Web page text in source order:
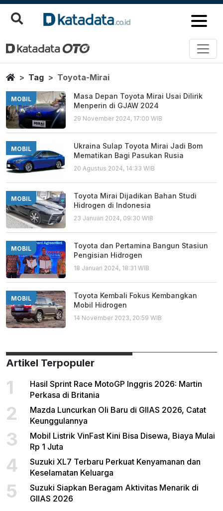
Toyota Mirai
Berita Terbaru
HomeTag Toyota-Mirai
MOBIL
Masa Depan Toyota Mirai Usai Dilirik
Menperin di GJAW 2024
29 November 2024, 17:00 WIB
MOBIL
Ukraina Sulap Toyota Mirai Jadi Bom
Mematikan Bagi Pasukan Rusia
20 Agustus 2024, 14:33 WIB
MOBIL
Toyota Mirai Dijadikan Bahan Studi
Hidrogen di Indonesia
23 Januari 2024, 09:30 WIB
MOBIL
Toyota dan Pertamina Bangun Stasiun
Pengisian Hidrogen
18 Januari 2024, 18:31 WIB
MOBIL
Toyota Kembali Fokus Kembangkan
Mobil Hidrogen
14 November 2023, 20:59 WIB
Artikel Terpopuler
1
Hasil Sprint Race MotoGP Inggris 2026: Martin
Perkasa di Britania
2
Mazda Luncurkan Oli Baru di GIIAS 2026, Catat
Keunggulannya
3
Mobil Listrik VinFast Kini Bisa Disewa, Biaya Mulai
Rp 1 Juta
4
Suzuki XL7 Terbaru Perkuat Kenyamanan dan
Keselamatan Keluarga
5
Suzuki Siapkan Beragam Aktivitas Menarik di
GIIAS 2026